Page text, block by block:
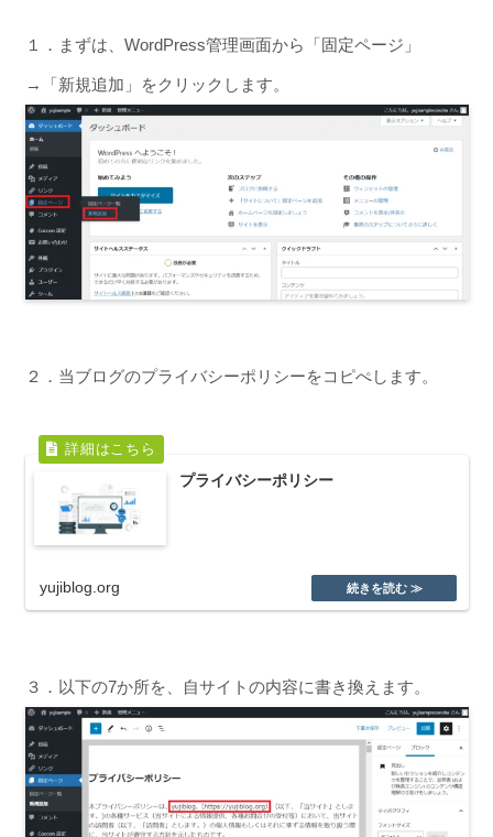
１．まずは、WordPress管理画面から「固定ページ」
→「新規追加」をクリックします。
２．当ブログのプライバシーポリシーをコピぺします。
プライバシーポリシー
yujiblog.org
３．以下の7か所を、自サイトの内容に書き換えます。